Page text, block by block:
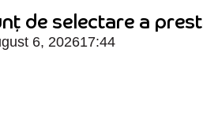
de selectare a
6, 202617:44